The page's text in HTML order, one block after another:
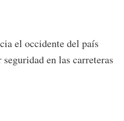
el occidente del país
en las carreteras